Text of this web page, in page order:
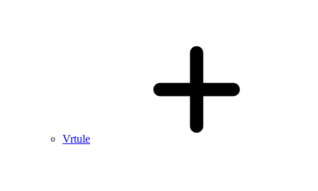
Vrtule